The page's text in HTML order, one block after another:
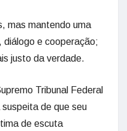
mas mantendo uma
diálogo e cooperação;
justo da verdade.
Tribunal Federal
de que seu
de escuta